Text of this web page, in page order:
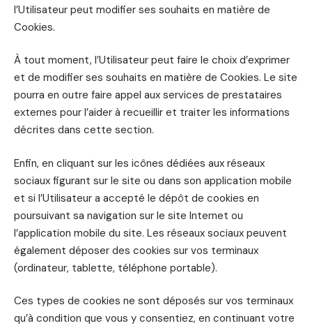
l’Utilisateur peut modifier ses souhaits en matière de
Cookies.
À tout moment, l’Utilisateur peut faire le choix d’exprimer
et de modifier ses souhaits en matière de Cookies. Le site
pourra en outre faire appel aux services de prestataires
externes pour l’aider à recueillir et traiter les informations
décrites dans cette section.
Enfin, en cliquant sur les icônes dédiées aux réseaux
sociaux figurant sur le site ou dans son application mobile
et si l’Utilisateur a accepté le dépôt de cookies en
poursuivant sa navigation sur le site Internet ou
l’application mobile du site. Les réseaux sociaux peuvent
également déposer des cookies sur vos terminaux
(ordinateur, tablette, téléphone portable).
Ces types de cookies ne sont déposés sur vos terminaux
qu’à condition que vous y consentiez, en continuant votre